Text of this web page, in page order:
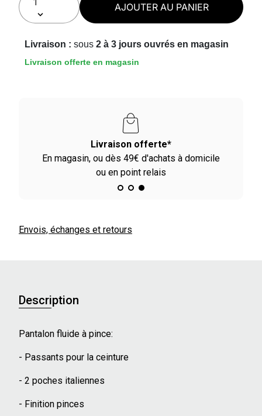
AJOUTER AU PANIER
Livraison : sous 2 à 3 jours ouvrés en magasin
Livraison offerte en magasin
Livraison offerte*
En magasin, ou dès 49€ d'achats à domicile
ou en point relais
Envois, échanges et retours
Description
Pantalon fluide à pince:
- Passants pour la ceinture
- 2 poches italiennes
- Finition pinces